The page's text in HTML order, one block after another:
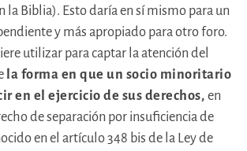
la Biblia). Esto daría en sí mismo para un
y más apropiado para otro foro.
utilizar para captar la atención del
la forma en que un socio minoritario
en el ejercicio de sus derechos, en
de separación por insuficiencia de
en el artículo 348 bis de la Ley de